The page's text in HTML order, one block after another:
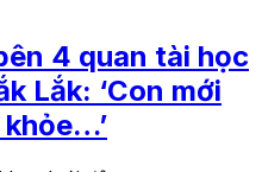
4 quan tài học
Lắk: ‘Con mới